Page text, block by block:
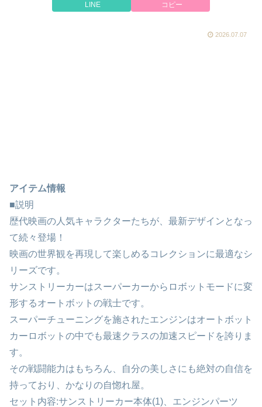
LINE コピー
2026.07.07
アイテム情報
■説明
歴代映画の人気キャラクターたちが、最新デザインとなっ
て続々登場！
映画の世界観を再現して楽しめるコレクションに最適なシ
リーズです。
サンストリーカーはスーパーカーからロボットモードに変
形するオートボットの戦士です。
スーパーチューニングを施されたエンジンはオートボット
カーロボットの中でも最速クラスの加速スピードを誇りま
す。
その戦闘能力はもちろん、自分の美しさにも絶対の自信を
持っており、かなりの自惚れ屋。
セット内容:サンストリーカー本体(1)、エンジンパーツ